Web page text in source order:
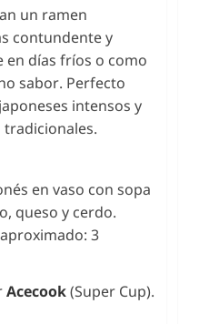
un ramen
contundente y
en días fríos o como
sabor. Perfecto
intensos y
en vaso con sopa
queso y cerdo.
3
Acecook(Super Cup).